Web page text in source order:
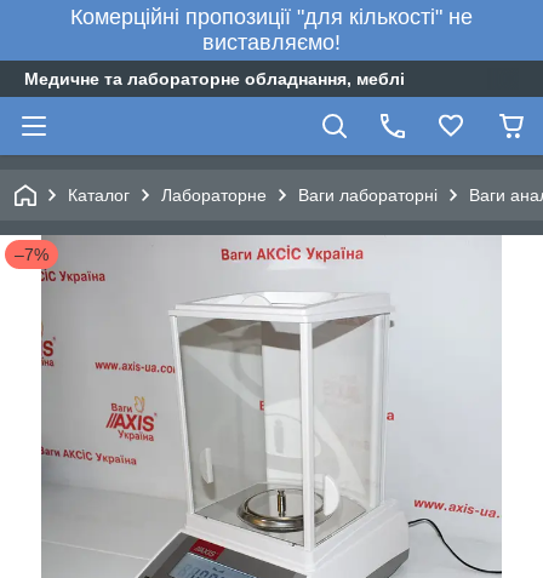
Комерційні пропозиції "для кількості" не
виставляємо!
Медичне та лабораторне обладнання, меблі
Каталог Лабораторне Ваги лабораторні Ваги
–7%